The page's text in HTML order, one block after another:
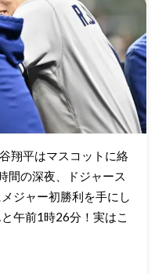
翔平はマスコットに絡
間の深夜、ドジャース
ジャー初勝利を手にし
午前1時26分！実はこ